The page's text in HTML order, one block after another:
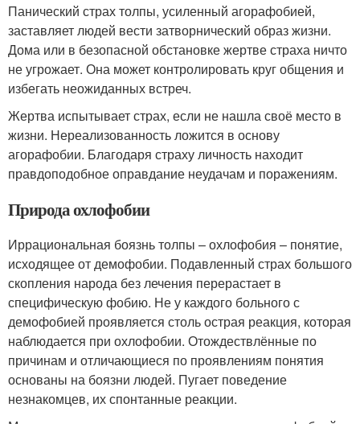
Панический страх толпы, усиленный агорафобией,
заставляет людей вести затворнический образ жизни.
Дома или в безопасной обстановке жертве страха ничто
не угрожает. Она может контролировать круг общения и
избегать неожиданных встреч.
Жертва испытывает страх, если не нашла своё место в
жизни. Нереализованность ложится в основу
агорафобии. Благодаря страху личность находит
правдоподобное оправдание неудачам и поражениям.
Природа охлофобии
Иррациональная боязнь толпы – охлофобия – понятие,
исходящее от демофобии. Подавленный страх большого
скопления народа без лечения перерастает в
специфическую фобию. Не у каждого больного с
демофобией проявляется столь острая реакция, которая
наблюдается при охлофобии. Отождествлённые по
причинам и отличающиеся по проявлениям понятия
основаны на боязни людей. Пугает поведение
незнакомцев, их спонтанные реакции.